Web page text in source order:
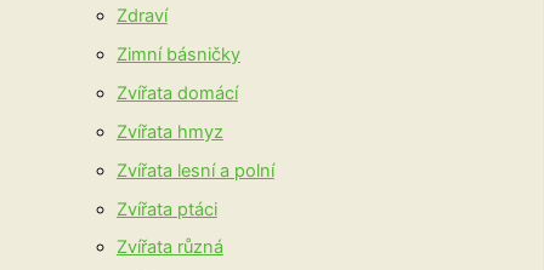
Zdraví
Zimní básničky
Zvířata domácí
Zvířata hmyz
Zvířata lesní a polní
Zvířata ptáci
Zvířata různá